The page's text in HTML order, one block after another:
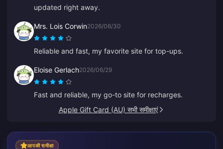
updated right away.
Mrs. Lois Corwin2026/06/30
Reliable and fast, my favorite site for top-ups.
Eloise Gerlach2026/06/29
Fast and reliable, my go-to site for recharges.
Apple Gift Card (AU) सभी समीक्षाएं
आपकी समीक्षा